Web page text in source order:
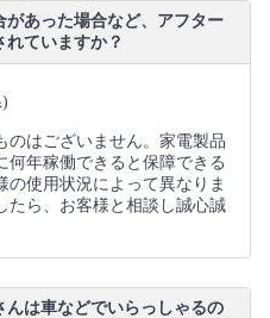
があった場合など、アフター
ていますか？
のはございません。家電製品
何年稼働できると保障できる
の使用状況によって異なりま
たら、お客様と相談し誠心誠
んは車などでいらっしゃるの